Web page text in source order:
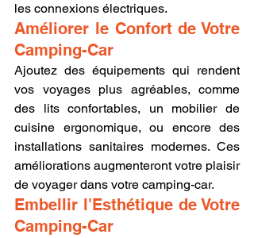
les connexions électriques.
Améliorer le Confort de Votre
Camping-Car
Ajoutez des équipements qui rendent
vos voyages plus agréables, comme
des lits confortables, un mobilier de
cuisine ergonomique, ou encore des
installations sanitaires modernes. Ces
améliorations augmenteront votre plaisir
de voyager dans votre camping-car.
Embellir l'Esthétique de Votre
Camping-Car